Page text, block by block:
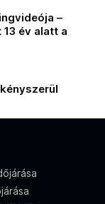
–
év alatt a